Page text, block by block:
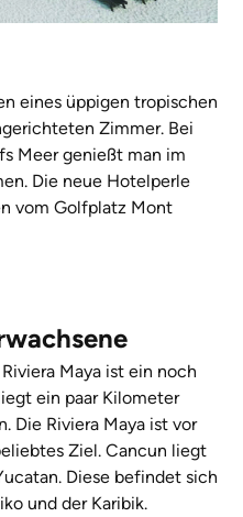
eines üppigen tropischen
Zimmer. Bei
Meer genießt man im
Die neue Hotelperle
vom Golfplatz Mont
Maya ist ein noch
ein paar Kilometer
Die Riviera Maya ist vor
Ziel. Cancun liegt
Diese befindet sich
und der Karibik.